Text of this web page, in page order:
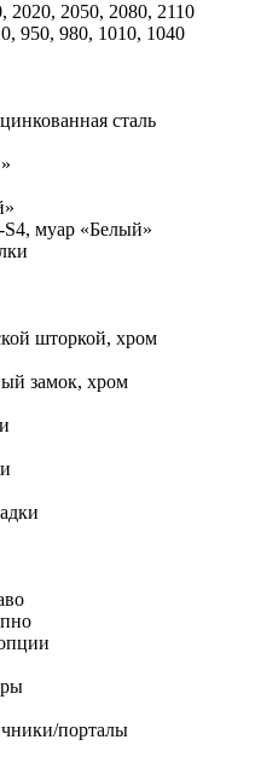
2020, 2050, 2080, 2110
950, 980, 1010, 1040
сталь
муар «Белый»
шторкой, хром
замок, хром
порталы